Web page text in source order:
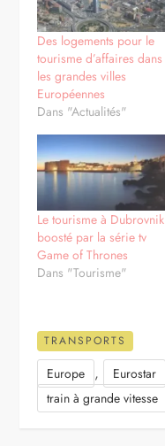
Des logements pour le
tourisme d’affaires dans
les grandes villes
Européennes
Dans "Actualités"
Le tourisme à Dubrovnik
boosté par la série tv
Game of Thrones
Dans "Tourisme"
TRANSPORTS
Europe , Eurostar
train à grande vitesse